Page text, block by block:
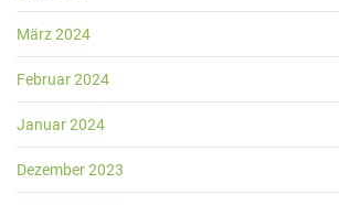
März 2024
Februar 2024
Januar 2024
Dezember 2023